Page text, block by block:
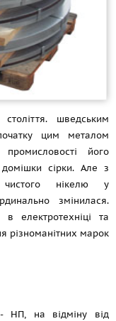
шведським
цим металом
його
сірки. Але з
чистого нікелю у
змінилася.
електротехніці та
різноманітних марок
- НП, на відміну від